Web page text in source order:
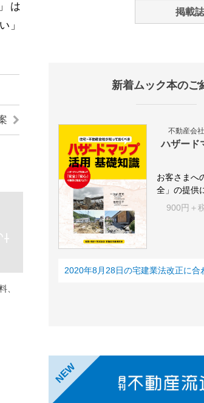
は
」
、
掲載
新着ムック本のご
不動産会
ハザード
お客さまへ
全」の提供
900円＋
2020年8月28日の宅建業法改正に合
NEW